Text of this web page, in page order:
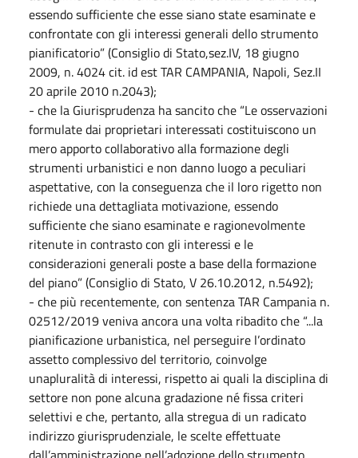
essendo sufficiente che esse siano state esaminate e
confrontate con gli interessi generali dello strumento
pianificatorio” (Consiglio di Stato,sez.IV, 18 giugno
2009, n. 4024 cit. id est TAR CAMPANIA, Napoli, Sez.II
20 aprile 2010 n.2043);
- che la Giurisprudenza ha sancito che “Le osservazioni
formulate dai proprietari interessati costituiscono un
mero apporto collaborativo alla formazione degli
strumenti urbanistici e non danno luogo a peculiari
aspettative, con la conseguenza che il loro rigetto non
richiede una dettagliata motivazione, essendo
sufficiente che siano esaminate e ragionevolmente
ritenute in contrasto con gli interessi e le
considerazioni generali poste a base della formazione
del piano” (Consiglio di Stato, V 26.10.2012, n.5492);
- che più recentemente, con sentenza TAR Campania n.
02512/2019 veniva ancora una volta ribadito che “...la
pianificazione urbanistica, nel perseguire l’ordinato
assetto complessivo del territorio, coinvolge
unapluralità di interessi, rispetto ai quali la disciplina di
settore non pone alcuna gradazione né fissa criteri
selettivi e che, pertanto, alla stregua di un radicato
indirizzo giurisprudenziale, le scelte effettuate